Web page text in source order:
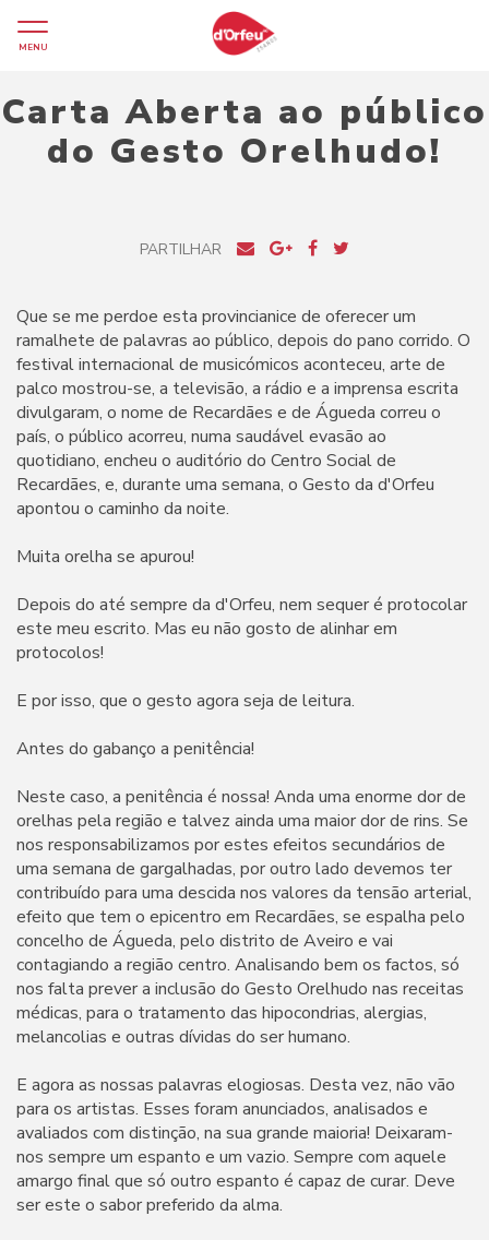
MENU
Carta Aberta ao público
do Gesto Orelhudo!
PARTILHAR
Que se me perdoe esta provincianice de oferecer um
ramalhete de palavras ao público, depois do pano corrido. O
festival internacional de musicómicos aconteceu, arte de
palco mostrou-se, a televisão, a rádio e a imprensa escrita
divulgaram, o nome de Recardães e de Águeda correu o
país, o público acorreu, numa saudável evasão ao
quotidiano, encheu o auditório do Centro Social de
Recardães, e, durante uma semana, o Gesto da d'Orfeu
apontou o caminho da noite.
Muita orelha se apurou!
Depois do até sempre da d'Orfeu, nem sequer é protocolar
este meu escrito. Mas eu não gosto de alinhar em
protocolos!
E por isso, que o gesto agora seja de leitura.
Antes do gabanço a penitência!
Neste caso, a penitência é nossa! Anda uma enorme dor de
orelhas pela região e talvez ainda uma maior dor de rins. Se
nos responsabilizamos por estes efeitos secundários de
uma semana de gargalhadas, por outro lado devemos ter
contribuído para uma descida nos valores da tensão arterial,
efeito que tem o epicentro em Recardães, se espalha pelo
concelho de Águeda, pelo distrito de Aveiro e vai
contagiando a região centro. Analisando bem os factos, só
nos falta prever a inclusão do Gesto Orelhudo nas receitas
médicas, para o tratamento das hipocondrias, alergias,
melancolias e outras dívidas do ser humano.
E agora as nossas palavras elogiosas. Desta vez, não vão
para os artistas. Esses foram anunciados, analisados e
avaliados com distinção, na sua grande maioria! Deixaram-
nos sempre um espanto e um vazio. Sempre com aquele
amargo final que só outro espanto é capaz de curar. Deve
ser este o sabor preferido da alma.